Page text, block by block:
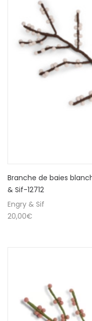
Branche de baies
& Sif-12712
Engry & Sif
20,00€